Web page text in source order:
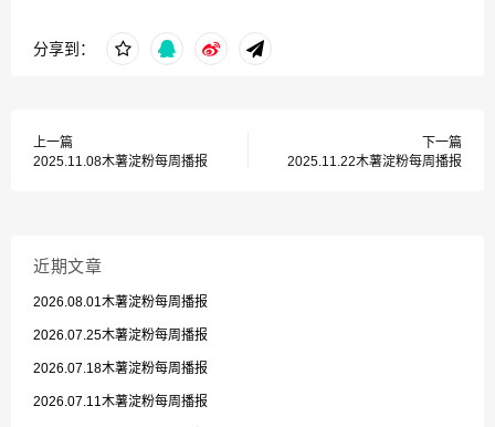
分享到：
上一篇
2025.11.08木薯淀粉每周播报
下一篇
2025.11.22木薯淀粉每周播报
近期文章
2026.08.01木薯淀粉每周播报
2026.07.25木薯淀粉每周播报
2026.07.18木薯淀粉每周播报
2026.07.11木薯淀粉每周播报